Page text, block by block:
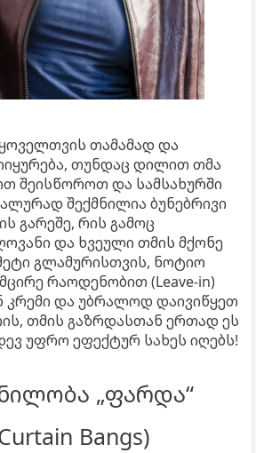
თამამად და
თუნდაც დილით თმა
შეისწოროთ და სამსახურში
შექმნილია ბუნებრივი
გარეშე, რის გამოც
და ხვეული თმის მქონე
გლამურისთვის, ნოტიო
რაოდენობით (Leave-in)
კრემი და უბრალოდ დაივიწყეთ
თმის გაზრდასთან ერთად ეს
უფრო ეფექტურ სახეს იღებს!
„ფარდა“
Bangs)